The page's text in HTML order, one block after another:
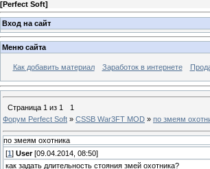
[Perfect Soft]
Вход на сайт
Меню сайта
Как добавить материал Заработок в интернете
Страница 1 из 1
1
Форум Perfect Soft » CSSB War3FT MOD » по змеям
по змеям охотника
[1 ] User[09.04.2014, 08:50]
как задать длительность стояния змей охотника?